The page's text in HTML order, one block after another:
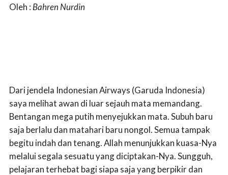
Oleh : Bahren Nurdin
Dari jendela Indonesian Airways (Garuda Indonesia)
saya melihat awan di luar sejauh mata memandang.
Bentangan mega putih menyejukkan mata. Subuh baru
saja berlalu dan matahari baru nongol. Semua tampak
begitu indah dan tenang. Allah menunjukkan kuasa-Nya
melalui segala sesuatu yang diciptakan-Nya. Sungguh,
pelajaran terhebat bagi siapa saja yang berpikir dan